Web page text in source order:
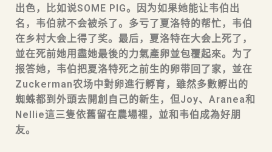
出色，比如说SOME PIG。因为如果她能让韦伯出
名，韦伯就不会被杀了。多亏了夏洛特的帮忙，韦伯
在乡村大会上得了奖。最后，夏洛特在大会上死了，
並在死前她用盡她最後的力氣產卵並包覆起來。为了
报答她，韦伯把夏洛特死之前生的卵带回了家，並在
Zuckerman农场中對卵進行孵育，雖然多數孵出的
蜘蛛都到外頭去開創自己的新生，但Joy、Aranea和
Nellie這三隻依舊留在農場裡，並和韦伯成為好朋
友。